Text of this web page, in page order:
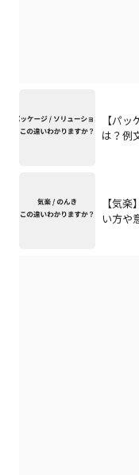
【パ
は？例
【気
い方や